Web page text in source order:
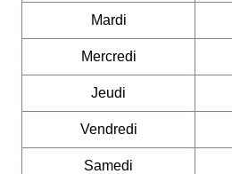
Mardi
Mercredi
Jeudi
Vendredi
Samedi